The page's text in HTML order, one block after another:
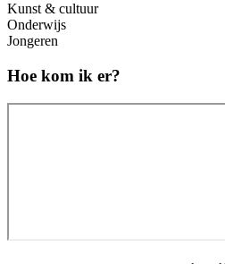
Kunst & cultuur
Onderwijs
Jongeren
Hoe kom ik er?